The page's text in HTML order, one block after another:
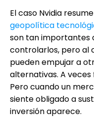
El caso Nvidia
geopolítica
son tan importantes
controlarlos, pero al
pueden empujar a
alternativas. A veces
Pero cuando un
siente obligado a
inversión aparece.